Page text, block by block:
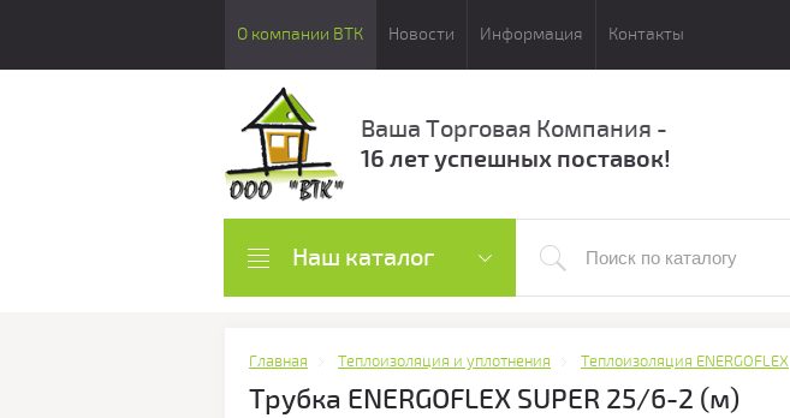
О компании ВТК Новости Информация Контакты
Ваша Торговая Компания -
16 лет успешных поставок!
Наш каталог
Главная Теплоизоляция и уплотнения Теплоизоляция ENERGOFLEX
Трубка ENERGOFLEX SUPER 25/6-2 (м)